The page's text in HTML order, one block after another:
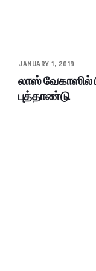
JANUARY 1, 2019
லாஸ் வேகாஸில்
புத்தாண்டு